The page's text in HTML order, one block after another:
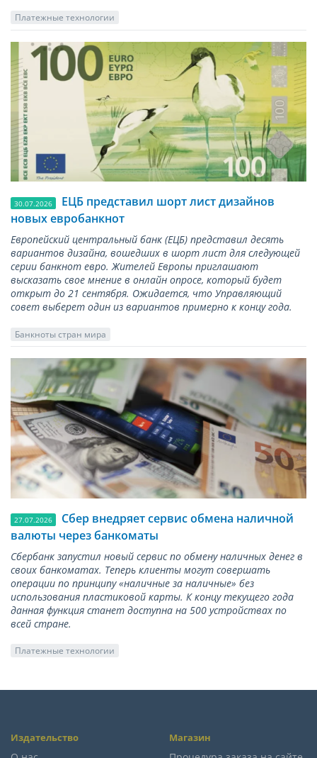
Платежные технологии
30.07.2026
ЕЦБ представил шорт лист дизайнов
новых евробанкнот
Европейский центральный банк (ЕЦБ) представил десять
вариантов дизайна, вошедших в шорт лист для следующей
серии банкнот евро. Жителей Европы приглашают
высказать свое мнение в онлайн опросе, который будет
открыт до 21 сентября. Ожидается, что Управляющий
совет выберет один из вариантов примерно к концу года.
Банкноты стран мира
27.07.2026
Сбер внедряет сервис обмена наличной
валюты через банкоматы
Сбербанк запустил новый сервис по обмену наличных денег в
своих банкоматах. Теперь клиенты могут совершать
операции по принципу «наличные за наличные» без
использования пластиковой карты. К концу текущего года
данная функция станет доступна на 500 устройствах по
всей стране.
Платежные технологии
Издательство Магазин